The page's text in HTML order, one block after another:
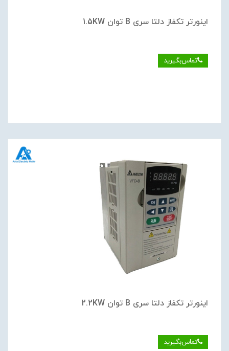
اینورتر تکفاز دلتا سری B توان 1.5KW
تماس‌بگیرید
اینورتر تکفاز دلتا سری B توان 2.2KW
تماس‌بگیرید